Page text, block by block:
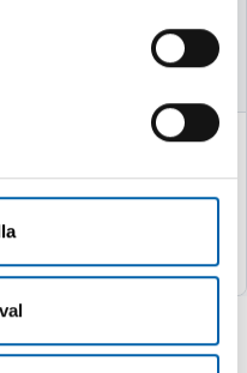
Finns i lager
(22.0 kr exkl. moms)